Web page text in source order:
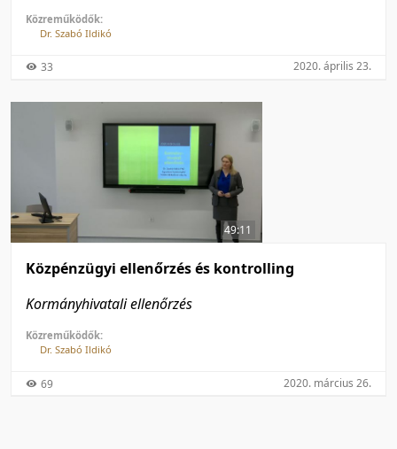
Közreműködők:
Dr. Szabó Ildikó
33 2020. április 23.
49:11
Közpénzügyi ellenőrzés és kontrolling
Kormányhivatali ellenőrzés
Közreműködők:
Dr. Szabó Ildikó
69 2020. március 26.